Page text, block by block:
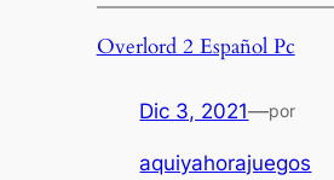
Overlord 2 Español Pc
Dic 3, 2021—por
aquiyahorajuegos